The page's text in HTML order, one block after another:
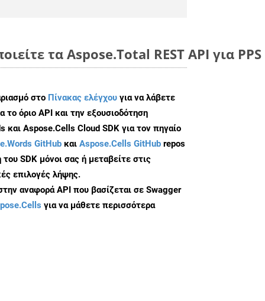
τα Aspose.Total REST API για
στο Πίνακας ελέγχου για να λάβετε
το όριο API και την εξουσιοδότηση
Aspose.Cells Cloud SDK για τον πηγαίο
GitHub και Aspose.Cells GitHub repos
SDK μόνοι σας ή μεταβείτε στις
επιλογές λήψης.
αναφορά API που βασίζεται σε Swagger
για να μάθετε περισσότερα